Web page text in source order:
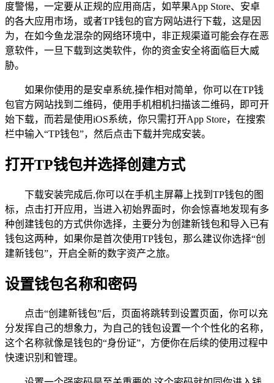
度警惕，一定要从正规的应用商店，如苹果App Store、安卓
的各大应用市场，或者TP钱包的官方网站进行下载，这是因
为，在如今鱼龙混杂的网络环境中，非正规渠道可能会存在恶
意软件，一旦下载到这类软件，你的资金安全将面临巨大威
胁。
如果你使用的是安卓系统,操作相对简单，你可以在TP钱
包官方网站找到二维码，使用手机相机扫描该二维码，即可开
始下载，而若是使用iOS系统，你只需打开App Store，在搜索
栏中输入“TP钱包”，然后点击下载并完成安装。
打开TP钱包并选择创建方式
下载安装完成后,你可以在手机主屏幕上找到TP钱包的图
标，点击打开应用，当进入初始界面时，你会惊喜地发现有多
种创建钱包的方式供你选择，主要分为创建新钱包和导入已有
钱包这两种，如果你是首次使用TP钱包，那么建议你选择“创
建新钱包”，开启全新的数字资产之旅。
设置钱包名称和密码
点击“创建新钱包”后，页面将跳转到设置页面，你可以充
分发挥自己的想象力，为自己的钱包设置一个个性化的名称，
这个名称就像是钱包的“身份证”，方便你在后续的使用过程中
快速识别和管理。